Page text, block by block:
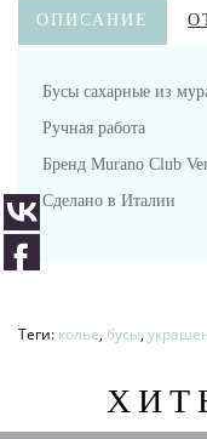
ОПИСАНИЕ
Бусы сахарные из
Ручная работа
Бренд Murano Club
Сделано в Италии
Теги: колье, бусы,